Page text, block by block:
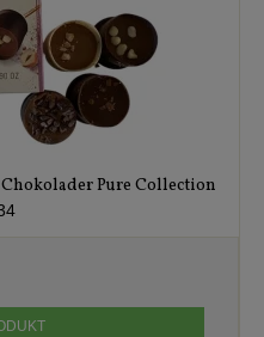
Pure Collection